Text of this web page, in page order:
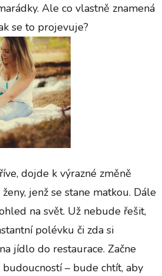
Ale co vlastně znamená
se to projevuje?
dojde k výrazné změně
jenž se stane matkou. Dále
na svět. Už nebude řešit,
polévku či zda si
jídlo do restaurace. Začne
– bude chtít, aby